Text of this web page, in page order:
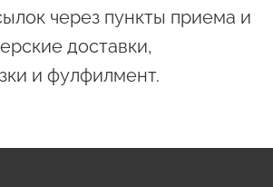
через пункты приема и
доставки,
и фулфилмент.